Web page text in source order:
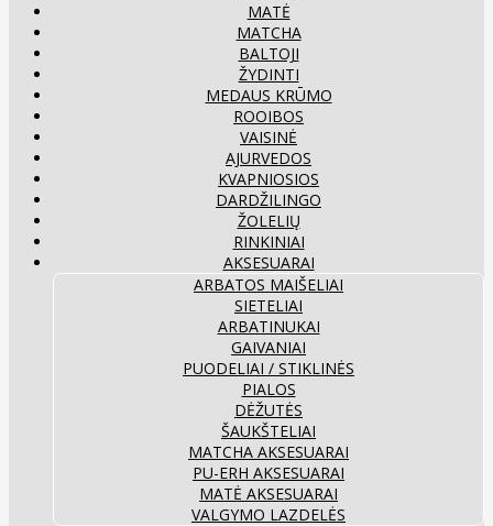
MATĖ
MATCHA
BALTOJI
ŽYDINTI
MEDAUS KRŪMO
ROOIBOS
VAISINĖ
AJURVEDOS
KVAPNIOSIOS
DARDŽILINGO
ŽOLELIŲ
RINKINIAI
AKSESUARAI
ARBATOS MAIŠELIAI
SIETELIAI
ARBATINUKAI
GAIVANIAI
PUODELIAI / STIKLINĖS
PIALOS
DĖŽUTĖS
ŠAUKŠTELIAI
MATCHA AKSESUARAI
PU-ERH AKSESUARAI
MATĖ AKSESUARAI
VALGYMO LAZDELĖS